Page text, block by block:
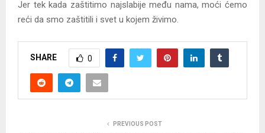
Jer tek kada zaštitimo najslabije među nama, moći ćemo
reći da smo zaštitili i svet u kojem živimo.
SHARE 0
PREVIOUS POST